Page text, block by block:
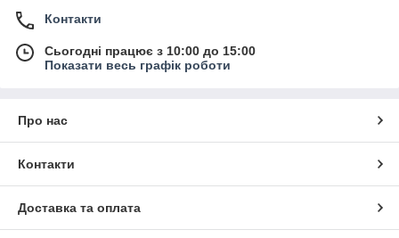
Контакти
Сьогодні працює з 10:00 до 15:00
Показати весь графік роботи
Про нас
Контакти
Доставка та оплата